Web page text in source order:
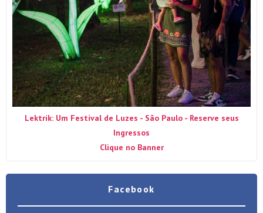
Lektrik: Um Festival de Luzes - São Paulo - Reserve seus
Ingressos
Clique no Banner
Facebook